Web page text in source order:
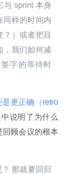
与 sprint 本身
同样的时间内
）或者把目
，我们如何减
字的等待时
更正确（retro
说明了为什么
顾会议的根本
那就要回归